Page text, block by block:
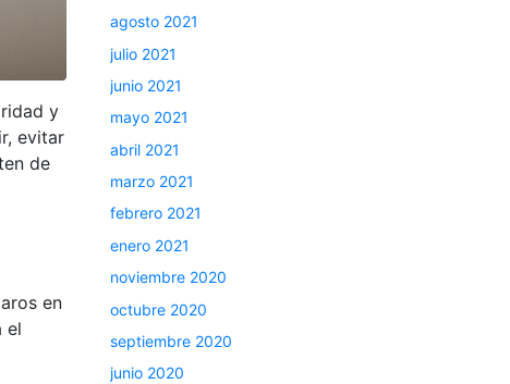
y
evitar
de
en
el
agosto 2021
julio 2021
junio 2021
mayo 2021
abril 2021
marzo 2021
febrero 2021
enero 2021
noviembre 2020
octubre 2020
septiembre 2020
junio 2020